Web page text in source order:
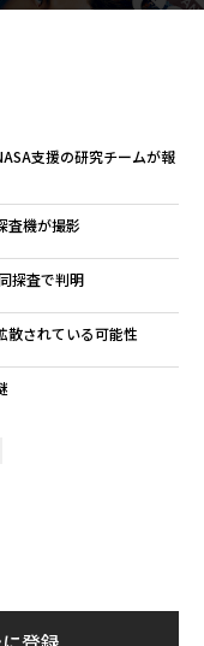
支援の研究チームが報
査機が撮影
探査で判明
散されている可能性